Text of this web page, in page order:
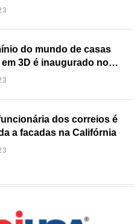
do mundo de casas
3D é inaugurado no
dos correios é
a facadas na Califórnia